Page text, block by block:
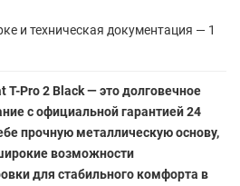
и техническая документация — 1
T-Pro 2 Black — это долговечное
с официальной гарантией 24
прочную металлическую основу,
возможности
для стабильного комфорта в